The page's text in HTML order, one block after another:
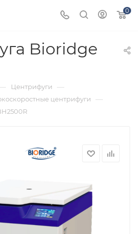
0
Bioridge
Центрифуги —
центрифуги —